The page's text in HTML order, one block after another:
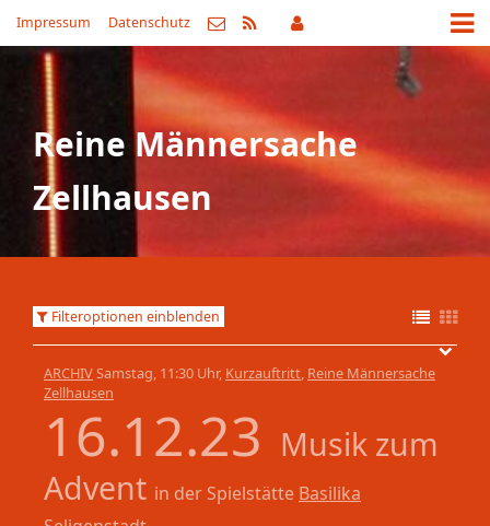
Impressum Datenschutz
Reine Männersache
Zellhausen
Filteroptionen einblenden
ARCHIVSamstag, 11:30 Uhr, Kurzauftritt, Reine Männersache
Zellhausen
16.12.23 Musik zum
Advent in der Spielstätte Basilika